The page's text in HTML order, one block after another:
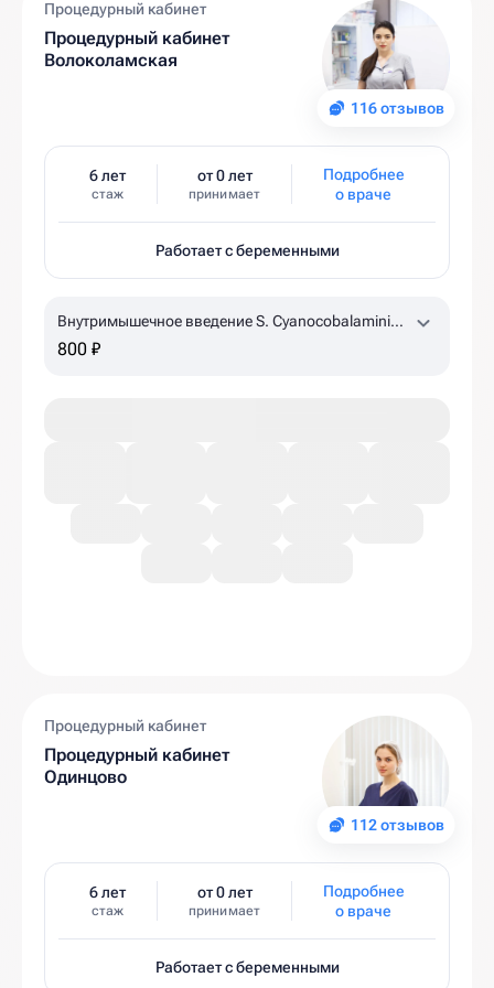
116 отзывов
Процедурный кабинет
Процедурный кабинет
Волоколамская
6 лет
стаж
от 0 лет
принимает
Подробнее
о враче
Работает с беременными
Внутримышечное введение S. Cyanocobalamini
500 mcg 1,0 ml
800 ₽
112 отзывов
Процедурный кабинет
Процедурный кабинет
Одинцово
6 лет
стаж
от 0 лет
принимает
Подробнее
о враче
Работает с беременными